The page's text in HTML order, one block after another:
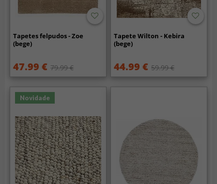
Tapetes felpudos - Zoe
(bege)
47.99 € 79.99 €
Tapete Wilton - Kebira
(bege)
44.99 € 59.99 €
Novidade